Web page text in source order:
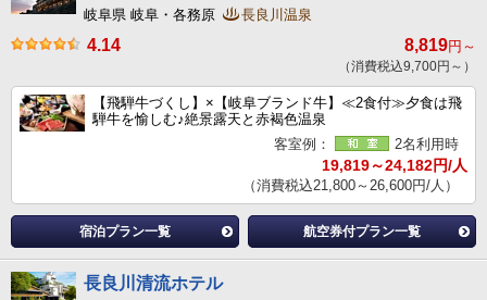
岐阜県 岐阜・各務原 長良川温泉
4.14 8,819円～
（消費税込9,700円～）
【飛騨牛づくし】×【岐阜ブランド牛】≪2食付≫夕食は飛
騨牛を愉しむ♪絶景露天と赤褐色温泉
客室例：
2名利用時
19,819～24,182円/人
（消費税込21,800～26,600円/人）
宿泊プラン一覧 航空券付プラン一覧
長良川清流ホテル